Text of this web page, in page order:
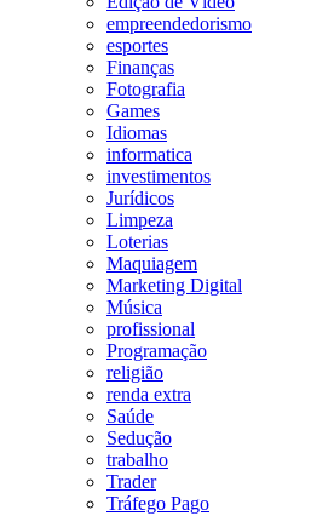
empreendedorismo
esportes
Finanças
Fotografia
Games
Idiomas
informatica
investimentos
Jurídicos
Limpeza
Loterias
Maquiagem
Marketing Digital
Música
profissional
Programação
religião
renda extra
Saúde
Sedução
trabalho
Trader
Tráfego Pago